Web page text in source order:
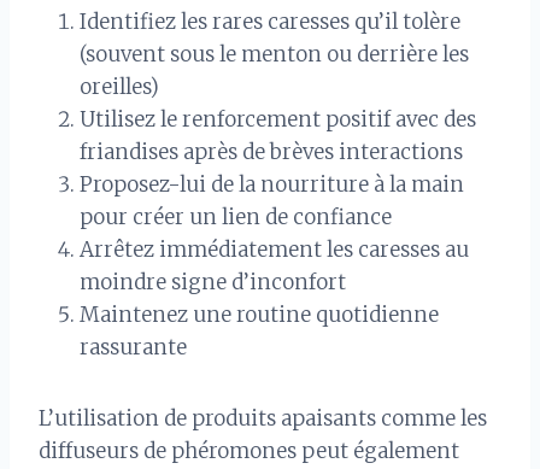
Identifiez les rares caresses qu’il tolère
(souvent sous le menton ou derrière les
oreilles)
Utilisez le renforcement positif avec des
friandises après de brèves interactions
Proposez-lui de la nourriture à la main
pour créer un lien de confiance
Arrêtez immédiatement les caresses au
moindre signe d’inconfort
Maintenez une routine quotidienne
rassurante
L’utilisation de produits apaisants comme les
diffuseurs de phéromones peut également